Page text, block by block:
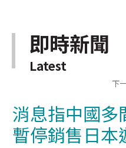
即時新聞
Latest
下
消息指中國多
暫停銷售日本